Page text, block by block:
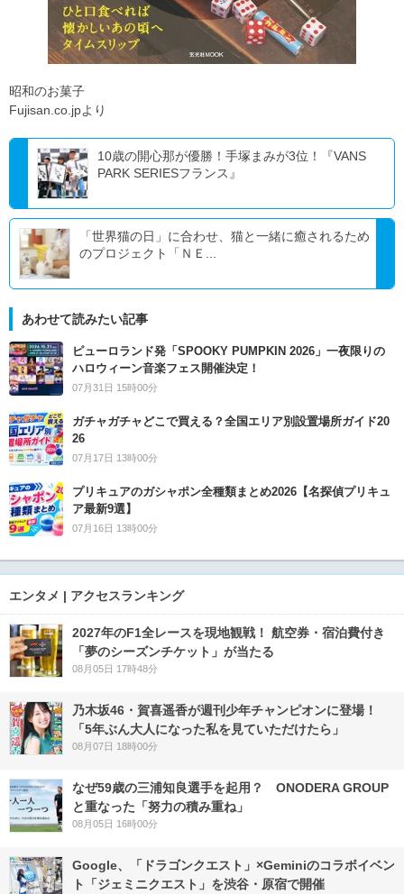
昭和のお菓子
Fujisan.co.jpより
10歳の開心那が優勝！手塚まみが3位！『VANS
PARK SERIESフランス』
「世界猫の日」に合わせ、猫と一緒に癒されるため
のプロジェクト「ＮＥ...
あわせて読みたい記事
ピューロランド発「SPOOKY PUMPKIN 2026」一夜限りの
ハロウィーン音楽フェス開催決定！
07月31日 15時00分
ガチャガチャどこで買える？全国エリア別設置場所ガイド20
26
07月17日 13時00分
プリキュアのガシャポン全種類まとめ2026【名探偵プリキュ
ア最新9選】
07月16日 13時00分
エンタメ | アクセスランキング
2027年のF1全レースを現地観戦！ 航空券・宿泊費付き
「夢のシーズンチケット」が当たる
08月05日 17時48分
乃木坂46・賀喜遥香が週刊少年チャンピオンに登場！
「5年ぶん大人になった私を見ていただけたら」
08月07日 18時00分
なぜ59歳の三浦知良選手を起用？ ONODERA GROUP
と重なった「努力の積み重ね」
08月05日 16時00分
Google、「ドラゴンクエスト」×Geminiのコラボイベン
ト「ジェミニクエスト」を渋谷・原宿で開催